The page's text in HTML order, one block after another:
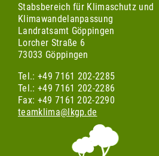
Stabsbereich für Klimaschutz und
Klimawandelanpassung
Landratsamt Göppingen
Lorcher Straße 6
73033 Göppingen
Tel.: +49 7161 202-2285
Tel.: +49 7161 202-2286
Fax: +49 7161 202-2290
teamklima@lkgp.de